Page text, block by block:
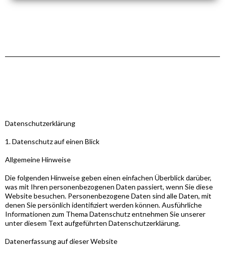
Datenschutzerklärung
1. Datenschutz auf einen Blick
Allgemeine Hinweise
Die folgenden Hinweise geben einen einfachen Überblick darüber,
was mit Ihren personenbezogenen Daten passiert, wenn Sie diese
Website besuchen. Personenbezogene Daten sind alle Daten, mit
denen Sie persönlich identifiziert werden können. Ausführliche
Informationen zum Thema Datenschutz entnehmen Sie unserer
unter diesem Text aufgeführten Datenschutzerklärung.
Datenerfassung auf dieser Website